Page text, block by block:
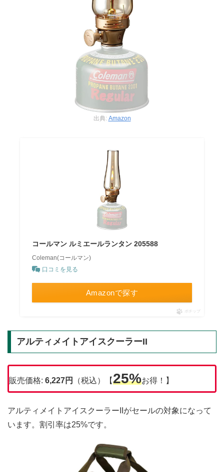
出典: Amazon
コールマン ルミエールランタン 205588
Coleman(コールマン)
口コミを見る
Amazonで探す
ポチップ
アルティメイトアイスクーラーII
販売価格: 6,227円 （税込）【25%お得！】
アルティメイトアイスクーラーIIがセールの対象になって
います。割引率は25%です。